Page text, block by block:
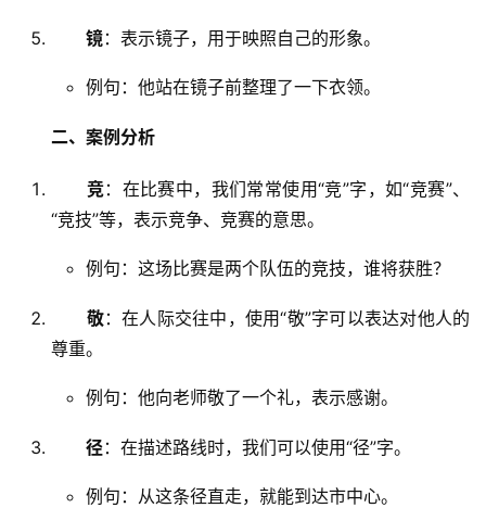
镜：表示镜子，用于映照自己的形象。
例句：他站在镜子前整理了一下衣领。
二、案例分析
竞：在比赛中，我们常常使用“竞”字，如“竞赛”、
“竞技”等，表示竞争、竞赛的意思。
例句：这场比赛是两个队伍的竞技，谁将获胜？
敬：在人际交往中，使用“敬”字可以表达对他人的
尊重。
例句：他向老师敬了一个礼，表示感谢。
径：在描述路线时，我们可以使用“径”字。
例句：从这条径直走，就能到达市中心。